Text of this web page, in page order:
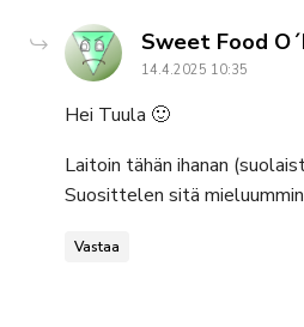
Sweet Food
14.4.2025 10:35
Hei Tuula 🙂
Laitoin tähän ihanan
Suosittelen sitä
Vastaa